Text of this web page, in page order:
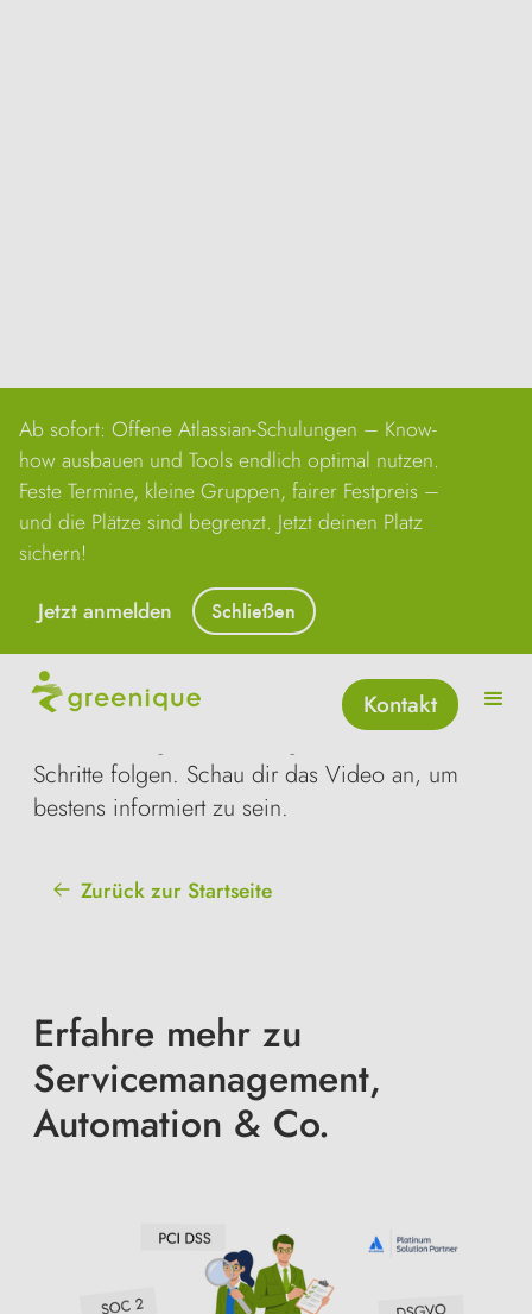
Ab sofort: Offene Atlassian-Schulungen – Know-
how ausbauen und Tools endlich optimal nutzen.
Feste Termine, kleine Gruppen, fairer Festpreis –
und die Plätze sind begrenzt. Jetzt deinen Platz
sichern!
Jetzt anmelden
Schließen
Kontakt
Vielen Dank für
deine Anfrage!
Im Video links zeigt dir Leo genau, wie es nach
deiner Anfrage nun weitergeht und welche
Schritte folgen. Schau dir das Video an, um
bestens informiert zu sein.
Zurück zur Startseite
Bitte akzeptiere die Marketing-Cookies, um
dieses YouTube-Video anzuschauen.
Marketing-Cookies akzeptieren
Erfahre mehr zu
Servicemanagement,
Automation & Co.